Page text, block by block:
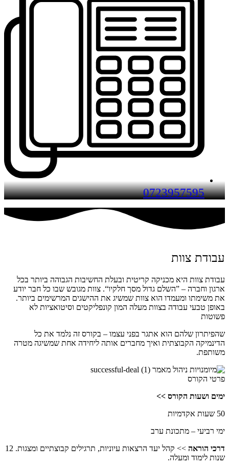
0723957595
עבודת צוות
עבודת צוות היא מכניקה קריטית ובעלת החשיבות הגבוהה ביותר בכל
ארגון וחברה – ”השלם גדול מסך חלקיו“. צוות מגובש שבו כל חבר יודע
את משימתו ומעמדו הוא צוות שמשיג את ההישגים המרשימים ביותר.
באופן טבעי עבודה בצוות מעלה המון קונפליקטים וסיטואציות לא
פשוטות
שהפיתרון שלהם הוא אתגר בפני עצמו – בקורס זה נלמד את כל
הדינמיקה הקבוצתית ואיך מחברים אותה ליחידה אחת שמשיגה מטרה
משותפת.
פרטי הקורס
ימים ושעות הקורס >>
50 שעות אקדמיות
ימי רביעי – מתכונת ערב
דרכי הוראה
>> קהל יעד הרצאות עיוניות, תרגילים קבוצתיים ומצגות. 12
שנות לימוד ומעלה.